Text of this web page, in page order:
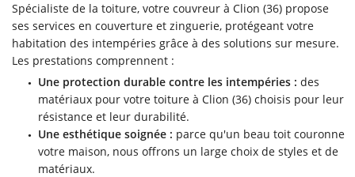
CARRELAGE
MENUISERIE
AVIS
ACTUALITÉS
Rejoignez-
INSCRIPTION
Spécialiste de la toiture, votre couvreur à Clion (36) propose
ses services en couverture et zinguerie, protégeant votre
habitation des intempéries grâce à des solutions sur mesure.
Les prestations comprennent :
Une protection durable contre les intempéries : des
matériaux pour votre toiture à Clion (36) choisis pour leur
résistance et leur durabilité.
Une esthétique soignée : parce qu'un beau toit couronne
votre maison, nous offrons un large choix de styles et de
matériaux.